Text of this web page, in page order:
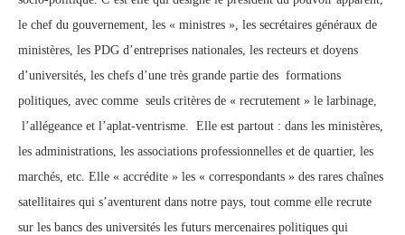
le chef du gouvernement, les « ministres », les secrétaires généraux de
ministères, les PDG d’entreprises nationales, les recteurs et doyens
d’universités, les chefs d’une très grande partie des formations
politiques, avec comme seuls critères de « recrutement » le larbinage,
l’allégeance et l’aplat-ventrisme. Elle est partout : dans les ministères,
les administrations, les associations professionnelles et de quartier, les
marchés, etc. Elle « accrédite » les « correspondants » des rares chaînes
satellitaires qui s’aventurent dans notre pays, tout comme elle recrute
sur les bancs des universités les futurs mercenaires politiques qui